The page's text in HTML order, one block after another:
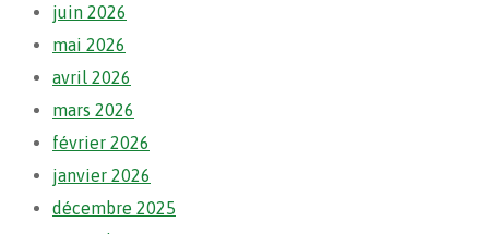
juin 2026
mai 2026
avril 2026
mars 2026
février 2026
janvier 2026
décembre 2025